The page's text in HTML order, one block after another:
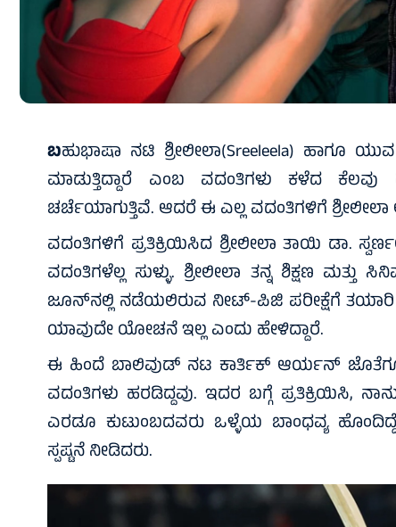
ಬಹುಭಾಷಾ ನಟಿ ಶ್ರೀಲೀಲಾ(Sreeleela) ಹಾಗೂ
ಮಾಡುತ್ತಿದ್ದಾರೆ ಎಂಬ ವದಂತಿಗಳು ಕಳೆದ
ಚರ್ಚೆಯಾಗುತ್ತಿವೆ. ಆದರೆ ಈ ಎಲ್ಲ ವದಂತಿಗಳಿಗೆ ಶ್ರೀಲೀಲಾ
ವದಂತಿಗಳಿಗೆ ಪ್ರತಿಕ್ರಿಯಿಸಿದ ಶ್ರೀಲೀಲಾ ತಾಯಿ ಡಾ.
ವದಂತಿಗಳೆಲ್ಲ ಸುಳ್ಳು. ಶ್ರೀಲೀಲಾ ತನ್ನ ಶಿಕ್ಷಣ
ಜೂನ್‌ನಲ್ಲಿ ನಡೆಯಲಿರುವ ನೀಟ್-ಪಿಜಿ ಪರೀಕ್ಷೆಗೆ ತಯಾರಿ
ಯಾವುದೇ ಯೋಚನೆ ಇಲ್ಲ ಎಂದು ಹೇಳಿದ್ದಾರೆ.
ಈ ಹಿಂದೆ ಬಾಲಿವುಡ್ ನಟ ಕಾರ್ತಿಕ್ ಆರ್ಯನ್ ಜೊತೆಗೂ
ವದಂತಿಗಳು ಹರಡಿದ್ದವು. ಇದರ ಬಗ್ಗೆ ಪ್ರತಿಕ್ರಿಯಿಸಿ,
ಎರಡೂ ಕುಟುಂಬದವರು ಒಳ್ಳೆಯ ಬಾಂಧವ್ಯ
ಸ್ಪಷ್ಟನೆ ನೀಡಿದರು.